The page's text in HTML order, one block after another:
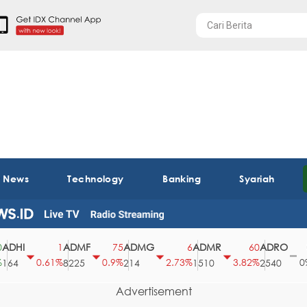
Technology Banking Syariah
0.61%
ADMF
8225
0.9%
ADMG
214
2.73%
ADMR
1510
3.82%
ADRO
2540
0
0%
43
Advertisement